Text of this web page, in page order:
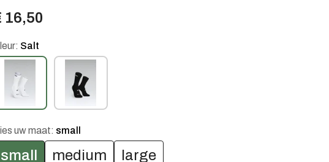
16,50
Salt
uw maat: small
small medium large